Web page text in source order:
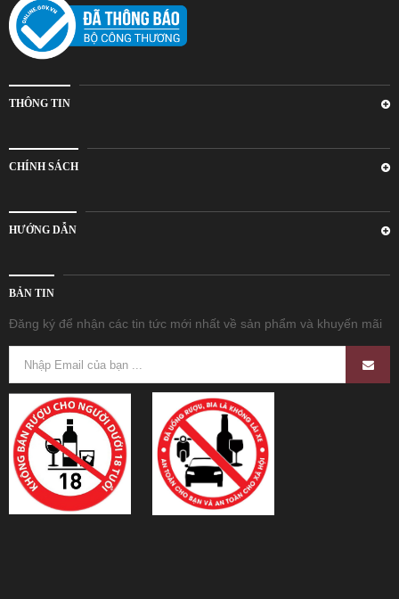
THÔNG TIN
CHÍNH SÁCH
HƯỚNG DẪN
BẢN TIN
Đăng ký để nhận các tin tức mới nhất về sản phẩm và khuyến mãi